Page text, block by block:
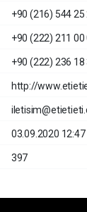
+90 (216) 544 25
+90 (222) 211 00
+90 (222) 236 18
http://
03.09.2020 12:47
397